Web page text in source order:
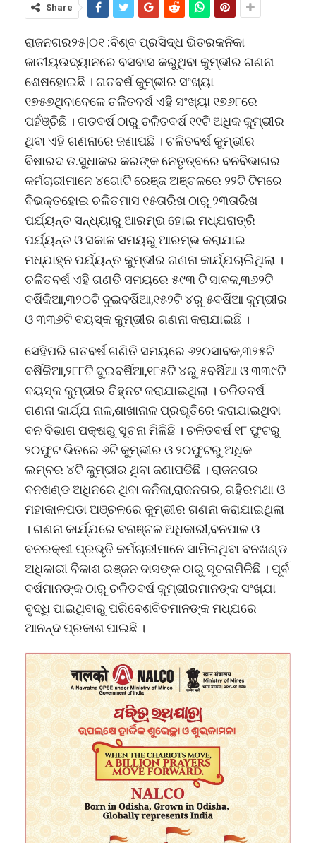
Share
ରାଜନଗର୨୫|୦୧ :ବିଶ୍ବ ପ୍ରସିଦ୍ଧ ଭିତରକନିକା
ଜାତୀୟଉଦ୍ୟାନରେ ବସବାସ କରୁଥିବା କୁମ୍ଭୀର ଗଣନା
ଶେଷହୋଇଛି । ଗତବର୍ଷ କୁମ୍ଭୀର ସଂଖ୍ୟା
୧୭୫୭ଥିବାବେଳେ ଚଳିତବର୍ଷ ଏହି ସଂଖ୍ୟା ୧୭୬୮ରେ
ପହଁଞ୍ଚିଛି । ଗତବର୍ଷ ଠାରୁ ଚଳିତବର୍ଷ ୧୧ଟି ଅଧିକ କୁମ୍ଭୀର
ଥିବା ଏହି ଗଣନାରେ ଜଣାପଛି । ଚଳିତବର୍ଷ କୁମ୍ଭୀର
ବିଷାରଦ ଡ.ସୁଧାକର କରଙ୍କ ନେତୃତ୍ବରେ ବନବିଭାଗର
କର୍ମଚାରୀମାନେ ୪ଗୋଟି ରେଞ୍ଜ ଅଞ୍ଚଳରେ ୨୨ଟି ଟିମରେ
ବିଭକ୍ତହୋଇ ଚଳିତମାସ ୧୫ତାରିଖ ଠାରୁ ୨୩ତାରିଖ
ପର୍ଯ୍ୟନ୍ତ ସନ୍ଧ୍ୟାରୁ ଆରମ୍ଭ ହୋଇ ମଧ୍ଯରାତ୍ରି
ପର୍ଯ୍ୟନ୍ତ ଓ ସକାଳ ସମୟରୁ ଆରମ୍ଭ କରାଯାଇ
ମଧ୍ଯାହ୍ନ ପର୍ଯ୍ୟନ୍ତ କୁମ୍ଭୀର ଗଣନା କାର୍ଯ୍ଯଚାଲିଥିଲା ।
ଚଳିତବର୍ଷ ଏହି ଗଣତି ସମୟରେ ୫୯୩ ଟି ସାବକ,୩୬୨ଟି
ବର୍ଷିକିଆ,୩୨୦ଟି ଦୁଇବର୍ଷିଆ,୧୫୨ଟି ୪ରୁ ୫ବର୍ଷିଆ କୁମ୍ଭୀର
ଓ ୩୩୬ଟି ବୟସ୍କ କୁମ୍ଭୀର ଗଣନା କରାଯାଇଛି ।
ସେହିପରି ଗତବର୍ଷ ଗଣିତି ସମୟରେ ୬୨୦ସାବକ,୩୨୫ଟି
ବର୍ଷିକିଆ,୨୮୮ଟି ଦୁଇବର୍ଷିଆ,୧୮୫ଟି ୪ରୁ ୫ବର୍ଷିଆ ଓ ୩୩୯ଟି
ବୟସ୍କ କୁମ୍ଭୀର ଚିହ୍ନଟ କରାଯାଇଥିଲା । ଚଳିତବର୍ଷ
ଗଣନା କାର୍ଯ୍ଯ ନାଳ,ଶାଖାନାଳ ପ୍ରଭୃତିରେ କରାଯାଇଥିବା
ବନ ବିଭାଗ ପକ୍ଷରୁ ସୂଚନା ମିଳିଛି । ଚଳିତବର୍ଷ ୧୮ ଫୁଟରୁ
୨୦ଫୁଟ ଭିତରେ ୬ଟି କୁମ୍ଭୀର ଓ ୨୦ଫୁଟରୁ ଅଧିକ
ଲମ୍ବର ୪ଟି କୁମ୍ଭୀର ଥିବା ଜଣାପଡିଛି । ରାଜନଗର
ବନଖଣ୍ଡ ଅଧିନରେ ଥିବା କନିକା,ରାଜନଗର, ଗହିରମଥା ଓ
ମହାକାଳପଡା ଅଞ୍ଚଳରେ କୁମ୍ଭୀର ଗଣନା କରାଯାଇଥିଲା
। ଗଣନା କାର୍ଯ୍ଯରେ ବନାଞ୍ଚଳ ଅଧିକାରୀ,ବନପାଳ ଓ
ବନରକ୍ଷୀ ପ୍ରଭୃତି କର୍ମଚାରୀମାନେ ସାମିଲଥିବା ବନଖଣ୍ଡ
ଅଧିକାରୀ ବିକାଶ ରଞ୍ଜନ ଦାସଙ୍କ ଠାରୁ ସୂଚନାମିଳିଛି । ପୂର୍ବ
ବର୍ଷମାନଙ୍କ ଠାରୁ ଚଳିତବର୍ଷ କୁମ୍ଭୀରମାନଙ୍କ ସଂଖ୍ଯା
ବୃଦ୍ଧି ପାଇଥିବାରୁ ପରିବେଶବିତମାନଙ୍କ ମଧ୍ଯରେ
ଆନନ୍ଦ ପ୍ରକାଶ ପାଇଛି ।